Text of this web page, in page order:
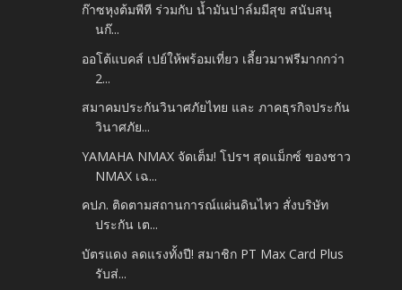
ก๊าซหุงต้มพีที ร่วมกับ น้ำมันปาล์มมีสุข สนับสนุ
นก๊...
ออโต้แบคส์ เปย์ให้พร้อมเที่ยว เลี้ยวมาฟรีมากกว่า
2...
สมาคมประกันวินาศภัยไทย และ ภาคธุรกิจประกัน
วินาศภัย...
YAMAHA NMAX จัดเต็ม! โปรฯ สุดแม็กซ์ ของชาว
NMAX เฉ...
คปภ. ติดตามสถานการณ์แผ่นดินไหว สั่งบริษัท
ประกัน เต...
บัตรแดง ลดแรงทั้งปี! สมาชิก PT Max Card Plus
รับส่...